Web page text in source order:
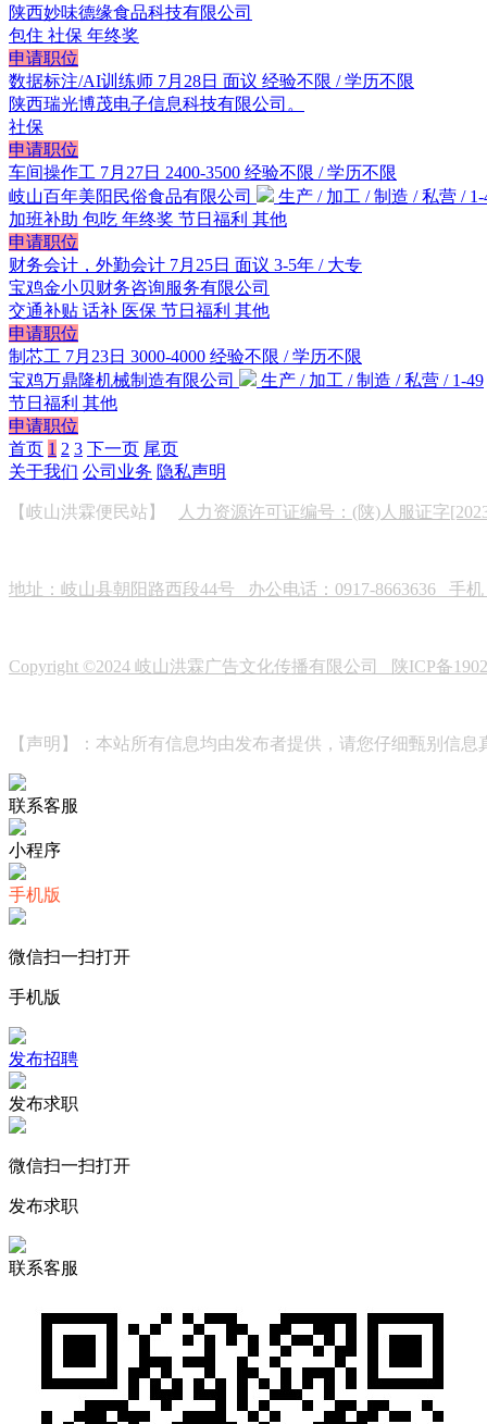
陕西妙味德缘食品科技有限公司
包住 社保 年终奖
申请职位
数据标注/AI训练师 7月28日 面议 经验不限 / 学历不限
陕西瑞光博茂电子信息科技有限公司。
社保
申请职位
车间操作工 7月27日 2400-3500 经验不限 / 学历不限
岐山百年美阳民俗食品有限公司
生产 / 加工 / 制造 / 私营 / 1-
加班补助 包吃 年终奖 节日福利 其他
申请职位
财务会计，外勤会计 7月25日 面议 3-5年 / 大专
宝鸡金小贝财务咨询服务有限公司
交通补贴 话补 医保 节日福利 其他
申请职位
制芯工 7月23日 3000-4000 经验不限 / 学历不限
宝鸡万鼎隆机械制造有限公司
生产 / 加工 / 制造 / 私营 / 1-49
节日福利 其他
申请职位
首页 1 2 3 下一页 尾页
关于我们 公司业务 隐私声明
【岐山洪霖便民站】 人力资源许可证编号：(陕)人服证字
地址：岐山县朝阳路西段44号 办公电话：0917-8663636 手机
Copyright ©2024 岐山洪霖广告文化传播有限公司 陕ICP备
【声明】：本站所有信息均由发布者提供，请您仔细甄别信
联系客服
小程序
手机版
微信扫一扫打开
手机版
发布招聘
发布求职
微信扫一扫打开
发布求职
联系客服